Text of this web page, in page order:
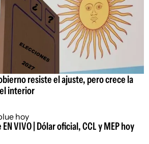
resiste el ajuste, pero crece la
interior
VIVO | Dólar oficial, CCL y MEP hoy